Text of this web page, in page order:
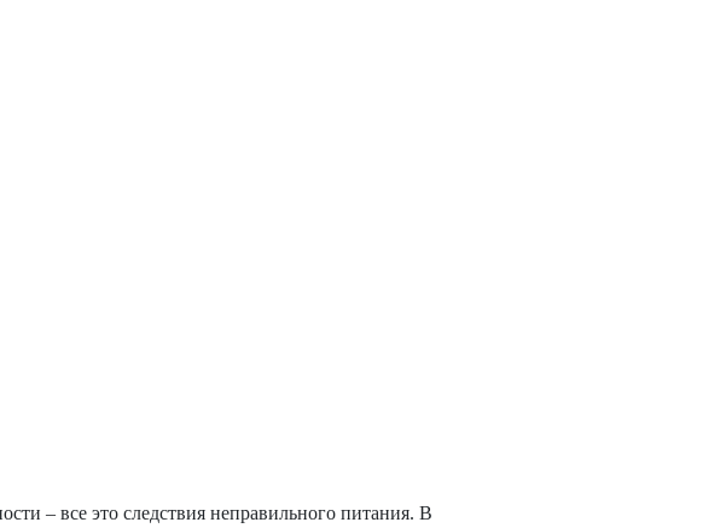
– все это следствия неправильного питания. В